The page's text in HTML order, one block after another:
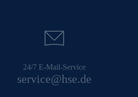
24/7 E-Mail-Service
service@hse.de